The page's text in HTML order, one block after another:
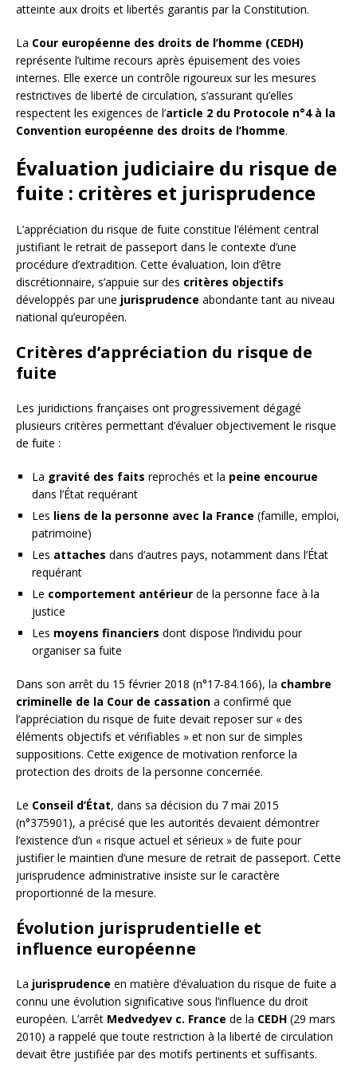
atteinte aux droits et libertés garantis par la Constitution.
La Cour européenne des droits de l’homme (CEDH)
représente l’ultime recours après épuisement des voies
internes. Elle exerce un contrôle rigoureux sur les mesures
restrictives de liberté de circulation, s’assurant qu’elles
respectent les exigences de l’article 2 du Protocole n°4 à la
Convention européenne des droits de l’homme.
Évaluation judiciaire du risque de
fuite : critères et jurisprudence
L’appréciation du risque de fuite constitue l’élément central
justifiant le retrait de passeport dans le contexte d’une
procédure d’extradition. Cette évaluation, loin d’être
discrétionnaire, s’appuie sur des critères objectifs
développés par une jurisprudence abondante tant au niveau
national qu’européen.
Critères d’appréciation du risque de
fuite
Les juridictions françaises ont progressivement dégagé
plusieurs critères permettant d’évaluer objectivement le risque
de fuite :
La gravité des faits reprochés et la peine encourue
dans l’État requérant
Les liens de la personne avec la France (famille, emploi,
patrimoine)
Les attaches dans d’autres pays, notamment dans l’État
requérant
Le comportement antérieur de la personne face à la
justice
Les moyens financiers dont dispose l’individu pour
organiser sa fuite
Dans son arrêt du 15 février 2018 (n°17-84.166), la chambre
criminelle de la Cour de cassation a confirmé que
l’appréciation du risque de fuite devait reposer sur « des
éléments objectifs et vérifiables » et non sur de simples
suppositions. Cette exigence de motivation renforce la
protection des droits de la personne concernée.
Le Conseil d’État, dans sa décision du 7 mai 2015
(n°375901), a précisé que les autorités devaient démontrer
l’existence d’un « risque actuel et sérieux » de fuite pour
justifier le maintien d’une mesure de retrait de passeport. Cette
jurisprudence administrative insiste sur le caractère
proportionné de la mesure.
Évolution jurisprudentielle et
influence européenne
La jurisprudence en matière d’évaluation du risque de fuite a
connu une évolution significative sous l’influence du droit
européen. L’arrêt Medvedyev c. France de la CEDH (29 mars
2010) a rappelé que toute restriction à la liberté de circulation
devait être justifiée par des motifs pertinents et suffisants.